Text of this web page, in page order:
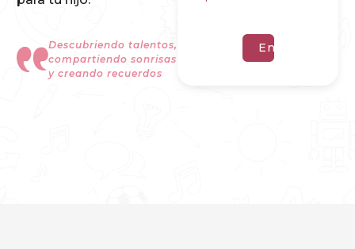
Descubriendo talentos,
compartiendo sonrisas
y creando recuerdos